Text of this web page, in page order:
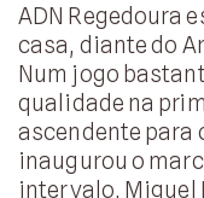
ADN Regedoura
casa, diante do
Num jogo
qualidade na
ascendente para
inaugurou o
intervalo, Miguel